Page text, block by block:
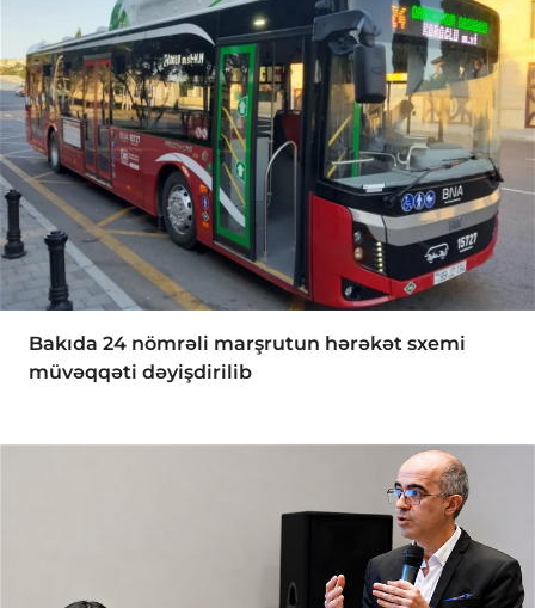
Bakıda 24 nömrəli marşrutun hərəkət sxemi
müvəqqəti dəyişdirilib